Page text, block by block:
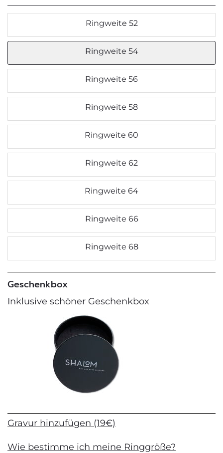
Ringweite 52
Ringweite 54
Ringweite 56
Ringweite 58
Ringweite 60
Ringweite 62
Ringweite 64
Ringweite 66
Ringweite 68
Geschenkbox
Inklusive schöner Geschenkbox
Gravur hinzufügen (19€)
Wie bestimme ich meine Ringgröße?